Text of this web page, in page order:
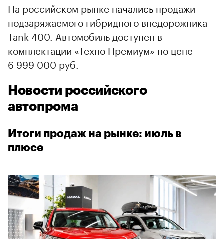
На российском рынке начались продажи
подзаряжаемого гибридного внедорожника
Tank 400. Автомобиль доступен в
комплектации «Техно Премиум» по цене
6 999 000 руб.
Новости российского
автопрома
Итоги продаж на рынке: июль в
плюсе